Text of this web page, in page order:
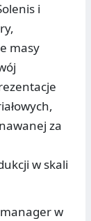
i
masy
za
w skali
w